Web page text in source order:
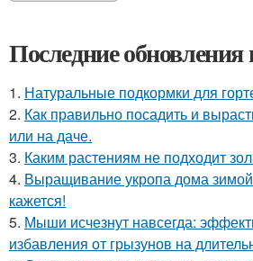
Последние обновления
1. Натуральные подкормки для
2. Как правильно посадить и
или на даче.
3. Каким растениям не подходит
4. Выращивание укропа дома
кажется!
5. Мыши исчезнут навсегда:
избавления от грызунов на